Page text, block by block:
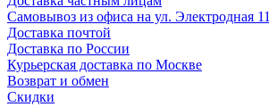
Самовывоз из офиса на ул. Электродная 11
Доставка почтой
Доставка по России
Курьерская доставка по Москве
Возврат и обмен
Скидки